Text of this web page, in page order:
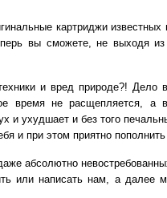
картриджи
вы сможете, не выходя
и вред природе?!
время не расщепляется, а
и ухудшает и без того
и при этом приятно
абсолютно
или написать нам, а далее